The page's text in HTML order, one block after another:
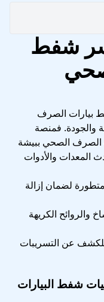
شفط
بيارات الصرف
والجودة. فمنصة
الصحي ببيشة
المعدات والأدوات
لضمان إزالة
والروائح الكريهة
عن التسريبات
شفط البيارات